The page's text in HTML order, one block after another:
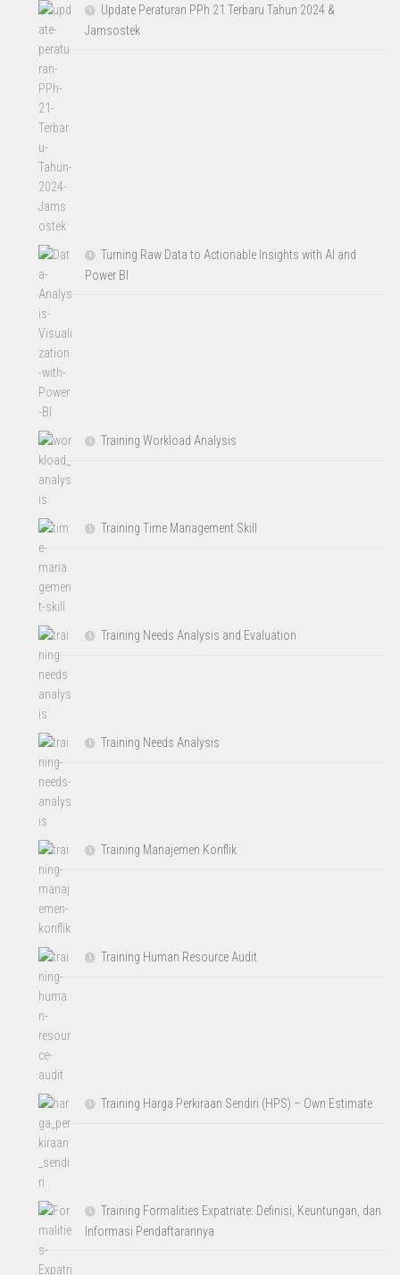
Update Peraturan PPh 21 Terbaru Tahun 2024 &
Jamsostek
Turning Raw Data to Actionable Insights with AI and
Power BI
Training Workload Analysis
Training Time Management Skill
Training Needs Analysis and Evaluation
Training Needs Analysis
Training Manajemen Konflik
Training Human Resource Audit
Training Harga Perkiraan Sendiri (HPS) – Own Estimate
Training Formalities Expatriate: Definisi, Keuntungan, dan
Informasi Pendaftarannya